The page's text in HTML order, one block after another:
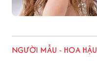
NGƯỜI MẪU - HOA HẬU